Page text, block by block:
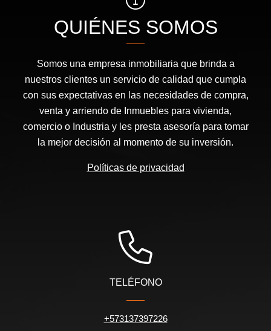
QUIÉNES SOMOS
Somos una empresa inmobiliaria que brinda a
nuestros clientes un servicio de calidad que cumpla
con sus expectativas en las necesidades de compra,
venta y arriendo de Inmuebles para vivienda,
comercio o Industria y les presta asesoría para tomar
la mejor decisión al momento de su inversión.
Políticas de privacidad
TELÉFONO
+573137397226